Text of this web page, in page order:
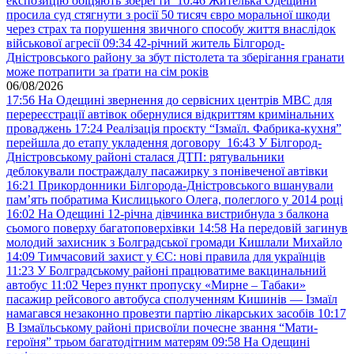
просила суд стягнути з росії 50 тисяч євро моральної шкоди
через страх та порушення звичного способу життя внаслідок
військової агресії 09:34 42-річний житель Білгород-
Дністровського району за збут пістолета та зберігання гранати
може потрапити за ґрати на сім років
06/08/2026
17:56 На Одещині звернення до сервісних центрів МВС для
перереєстрації автівок обернулися відкриттям кримінальних
проваджень 17:24 Реалізація проєкту “Ізмаїл. Фабрика-кухня”
перейшла до етапу укладення договору 16:43 У Білгород-
Дністровському районі сталася ДТП: рятувальники
деблокували постраждалу пасажирку з понівеченої автівки
16:21 Прикордонники Білгорода-Дністровського вшанували
пам’ять побратима Кислицького Олега, полеглого у 2014 році
16:02 На Одещині 12-річна дівчинка вистрибнула з балкона
сьомого поверху багатоповерхівки 14:58 На передовій загинув
молодий захисник з Болградської громади Кишлали Михайло
14:09 Тимчасовий захист у ЄС: нові правила для українців
11:23 У Болградському районі працюватиме вакцинальний
автобус 11:02 Через пункт пропуску «Мирне – Табаки»
пасажир рейсового автобуса сполученням Кишинів — Ізмаїл
намагався незаконно провезти партію лікарських засобів 10:17
В Ізмаїльському районі присвоїли почесне звання “Мати-
героїня” трьом багатодітним матерям 09:58 На Одещині